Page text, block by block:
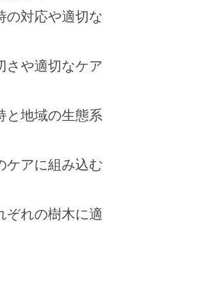
の対応や適切な
さや適切なケア
と地域の生態系
ケアに組み込む
ぞれの樹木に適